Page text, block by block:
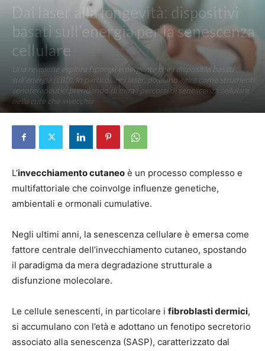
Dai laser alla longevità: dispositivi
basati sull’energia per la senescenza
cellulare
Una revisione esplora l'ipotesi emergente che i dispositivi basati
sull'energia (EBD), in particolare i laser, possano agire come strumenti
senoterapeutici prendendo di mira i percorsi di senescenza cellulare
nella cute che invecchia
L’invecchiamento cutaneo è un processo complesso e
multifattoriale che coinvolge influenze genetiche,
ambientali e ormonali cumulative.
Negli ultimi anni, la senescenza cellulare è emersa come
fattore centrale dell’invecchiamento cutaneo, spostando
il paradigma da mera degradazione strutturale a
disfunzione molecolare.
Le cellule senescenti, in particolare i fibroblasti dermici,
si accumulano con l’età e adottano un fenotipo secretorio
associato alla senescenza (SASP), caratterizzato dal